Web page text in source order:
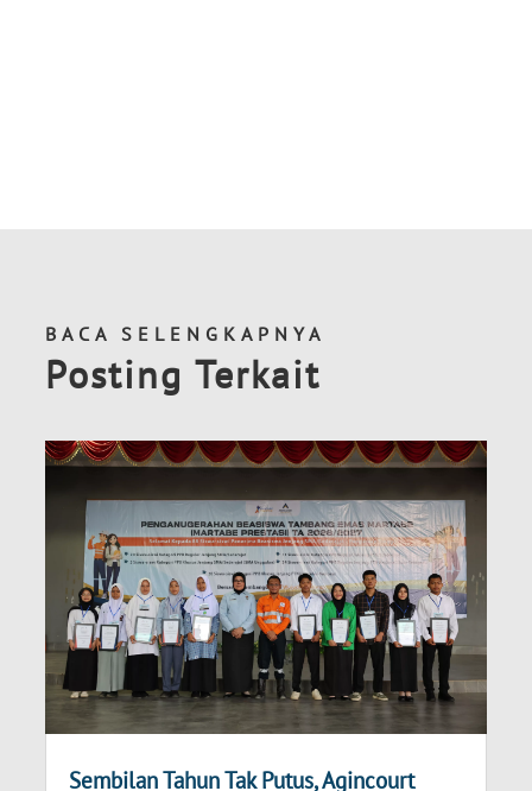
BACA SELENGKAPNYA
Posting Terkait
Sembilan Tahun Tak Putus, Agincourt